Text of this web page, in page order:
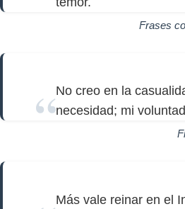
Frases
No creo en la
necesidad; mi
Más vale reinar en el